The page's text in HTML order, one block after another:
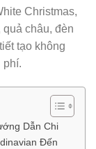
Christmas,
châu, đèn
tạo không
phí.
Dẫn Chi
Đến